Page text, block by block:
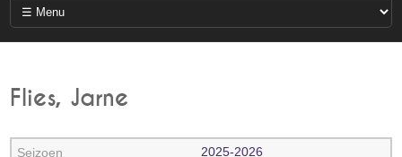
Flies, Jarne
2025‑2026